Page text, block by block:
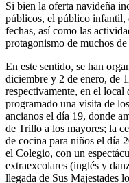
Si bien la oferta navideña
públicos, el público infantil,
fechas, así como las
protagonismo de muchos
En este sentido, se han
diciembre y 2 de enero, de
respectivamente, en el local
programado una visita de
ancianos el día 19, donde
de Trillo a los mayores; la
de cocina para niños el día
el Colegio, con un
extraexcolares (inglés y
llegada de Sus Majestades